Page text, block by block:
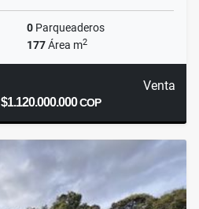
0 Parqueaderos
177Área m2
Venta
$1.120.000.000COP